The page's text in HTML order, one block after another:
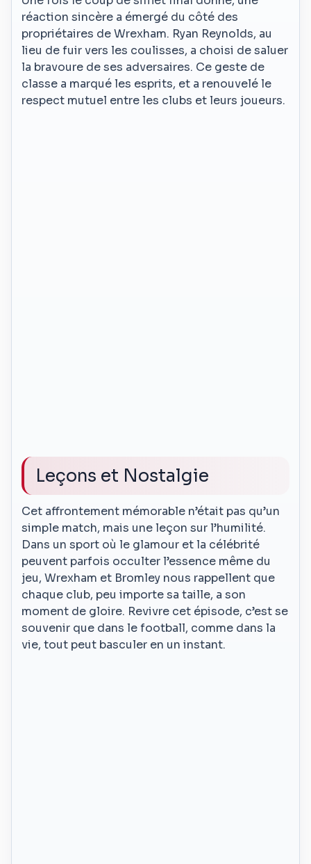
réaction sincère a émergé du côté des
propriétaires de Wrexham. Ryan Reynolds, au
lieu de fuir vers les coulisses, a choisi de saluer
la bravoure de ses adversaires. Ce geste de
classe a marqué les esprits, et a renouvelé le
respect mutuel entre les clubs et leurs joueurs.
Leçons et Nostalgie
Cet affrontement mémorable n’était pas qu’un
simple match, mais une leçon sur l’humilité.
Dans un sport où le glamour et la célébrité
peuvent parfois occulter l’essence même du
jeu, Wrexham et Bromley nous rappellent que
chaque club, peu importe sa taille, a son
moment de gloire. Revivre cet épisode, c’est se
souvenir que dans le football, comme dans la
vie, tout peut basculer en un instant.